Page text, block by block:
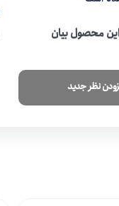
محصول بیان
نظر جدید